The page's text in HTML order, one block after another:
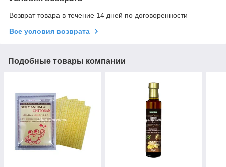
Возврат товара в течение 14 дней по договоренности
Все условия возврата
Подобные товары компании